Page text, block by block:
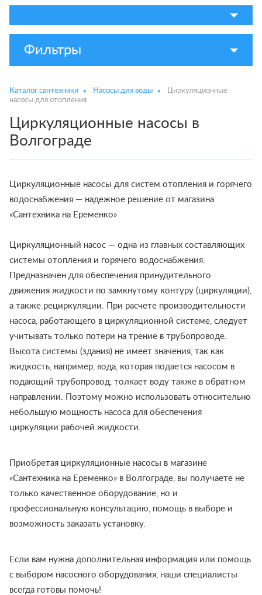
Фильтры
Каталог сантехники Насосы для воды
Циркуляционные
насосы для отопления
Циркуляционные насосы в
Волгограде
Циркуляционные насосы для систем отопления и горячего
водоснабжения — надежное решение от магазина
«Сантехника на Еременко»
Циркуляционный насос — одна из главных составляющих
системы отопления и горячего водоснабжения.
Предназначен для обеспечения принудительного
движения жидкости по замкнутому контуру (циркуляции),
а также рециркуляции. При расчете производительности
насоса, работающего в циркуляционной системе, следует
учитывать только потери на трение в трубопроводе.
Высота системы (здания) не имеет значения, так как
жидкость, например, вода, которая подается насосом в
подающий трубопровод, толкает воду также в обратном
направлении. Поэтому можно использовать относительно
небольшую мощность насоса для обеспечения
циркуляции рабочей жидкости.
Приобретая циркуляционные насосы в магазине
«Сантехника на Еременко» в Волгограде, вы получаете не
только качественное оборудование, но и
профессиональную консультацию, помощь в выборе и
возможность заказать установку.
Если вам нужна дополнительная информация или помощь
с выбором насосного оборудования, наши специалисты
всегда готовы помочь!